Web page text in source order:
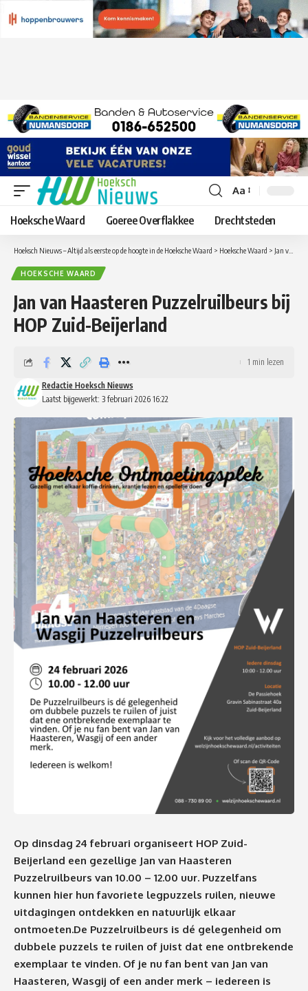
Lettergrootte
aanpassen
Aa
Hoeksche Waard Goeree Overflakkee Drechtsteden
Hoeksch Nieuws – Altijd als eerste op de hoogte in de Hoeksche Waard > Hoeksche Waard > Jan van Haasteren Puzzelruilbeurs bij HOP Zuid-Beijerland
HOEKSCHE WAARD
Jan van Haasteren Puzzelruilbeurs bij
HOP Zuid-Beijerland
Laatst bijgewerkt: 3 februari 2026 16:22
Redactie Hoeksch Nieuws
1 min lezen
Op dinsdag 24 februari organiseert HOP Zuid-
Beijerland een gezellige Jan van Haasteren
Puzzelruilbeurs van 10.00 – 12.00 uur. Puzzelfans
kunnen hier hun favoriete legpuzzels ruilen, nieuwe
uitdagingen ontdekken en natuurlijk elkaar
ontmoeten.De Puzzelruilbeurs is dé gelegenheid om
dubbele puzzels te ruilen of juist dat ene ontbrekende
exemplaar te vinden. Of je nu fan bent van Jan van
Haasteren, Wasgij of een ander merk – iedereen is